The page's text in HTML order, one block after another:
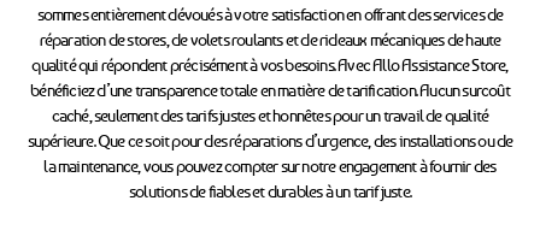
sommes entièrement dévoués à votre satisfaction en offrant des services de
réparation de stores, de volets roulants et de rideaux mécaniques de haute
qualité qui répondent précisément à vos besoins. Avec Allo Assistance Store,
bénéficiez d’une transparence totale en matière de tarification. Aucun surcoût
caché, seulement des tarifs justes et honnêtes pour un travail de qualité
supérieure. Que ce soit pour des réparations d’urgence, des installations ou de
la maintenance, vous pouvez compter sur notre engagement à fournir des
solutions de fiables et durables à un tarif juste.